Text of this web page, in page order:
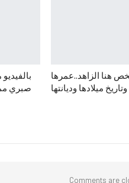
صبري
هنا الزاهد..عمرها
وتاريخ ميلادها وديانتها
Comments are